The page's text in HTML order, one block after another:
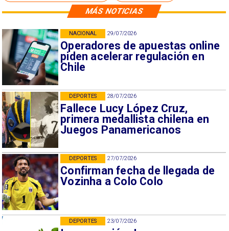
MÁS NOTICIAS
29/07/2026
Operadores de apuestas online
piden acelerar regulación en
Chile
NACIONAL
28/07/2026
Fallece Lucy López Cruz,
primera medallista chilena en
Juegos Panamericanos
DEPORTES
27/07/2026
Confirman fecha de llegada de
Vozinha a Colo Colo
DEPORTES
23/07/2026
DEPORTES